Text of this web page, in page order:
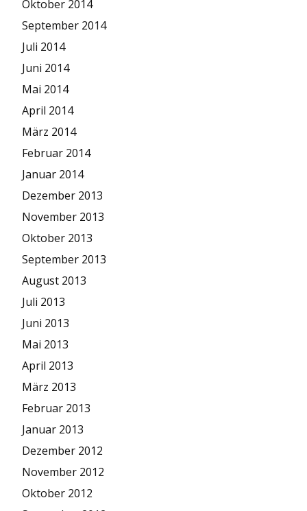
Oktober 2014
September 2014
Juli 2014
Juni 2014
Mai 2014
April 2014
März 2014
Februar 2014
Januar 2014
Dezember 2013
November 2013
Oktober 2013
September 2013
August 2013
Juli 2013
Juni 2013
Mai 2013
April 2013
März 2013
Februar 2013
Januar 2013
Dezember 2012
November 2012
Oktober 2012